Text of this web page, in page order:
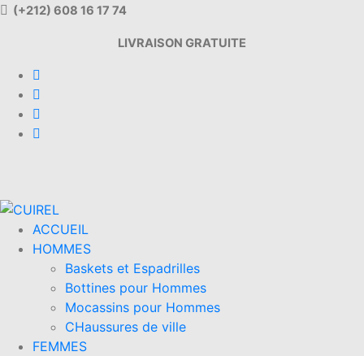
(+212) 608 16 17 74
LIVRAISON GRATUITE
ACCUEIL
HOMMES
Baskets et Espadrilles
Bottines pour Hommes
Mocassins pour Hommes
CHaussures de ville
FEMMES